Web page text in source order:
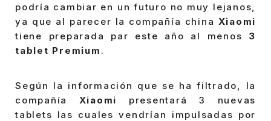
podría cambiar en un futuro no muy lejanos,
ya que al parecer la compañía china Xiaomi
tiene preparada par este año al menos 3
tablet Premium .
Según la información que se ha filtrado, la
compañía Xiaomi
presentará 3 nuevas
tablets las cuales vendrían impulsadas por